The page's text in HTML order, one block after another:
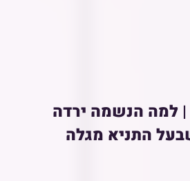
| למה הנשמה ירדה
התניא מגלה